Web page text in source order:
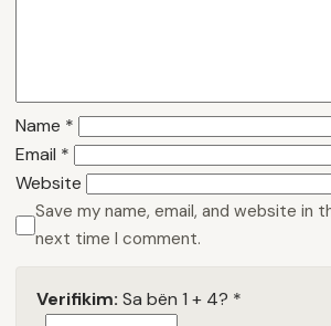
Name *
Email *
Website
Save my name, email, and website in
next time I comment.
Verifikim: Sa bën 1 + 4? *